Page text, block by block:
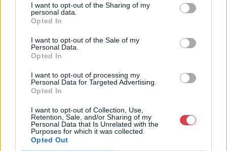
I want to opt-out of the Sharing of my
personal data.
Opted In
I want to opt-out of the Sale of my
Personal Data.
Opted In
I want to opt-out of processing my
Personal Data for Targeted Advertising.
Opted In
I want to opt-out of Collection, Use,
Retention, Sale, and/or Sharing of my
Personal Data that Is Unrelated with the
Purposes for which it was collected.
Opted Out
GALÉRIA TOVÁBBI MŰTÁRGYAI